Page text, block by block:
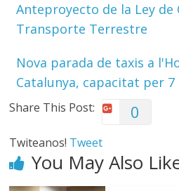
Anteproyecto de la Ley de
Transporte Terrestre
Nova parada de taxis a
Catalunya, capacitat per 7
Share This Post: 0
Twiteanos! Tweet
You May Also